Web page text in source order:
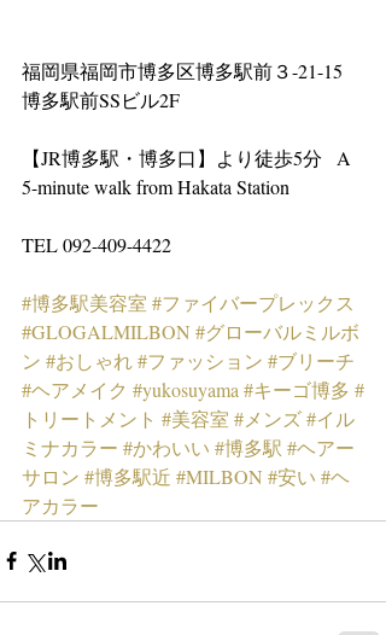
福岡県福岡市博多区博多駅前３-21-15
博多駅前SSビル2F
【JR博多駅・博多口】より徒歩5分   A
5-minute walk from Hakata Station
TEL 092-409-4422
#博多駅美容室 #ファイバープレックス
#GLOGALMILBON #グローバルミルボ
ン #おしゃれ#ファッション #ブリーチ
#ヘアメイク #yukosuyama #キーゴ博多 #
トリートメント #美容室 #メンズ#イル
ミナカラー #かわいい #博多駅 #ヘアー
サロン #博多駅近 #MILBON #安い #ヘ
アカラー